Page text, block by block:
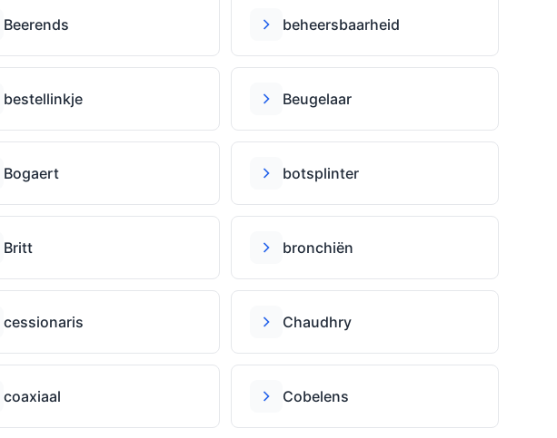
Beerends beheersbaarheid
bestellinkje Beugelaar
Bogaert botsplinter
Britt bronchiën
cessionaris Chaudhry
coaxiaal Cobelens